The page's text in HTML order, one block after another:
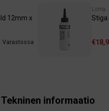
12mm x
Varastossa
Liima
Stiga
Tekninen informaatio